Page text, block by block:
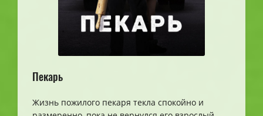
Пекарь
Жизнь пожилого пекаря текла спокойно и